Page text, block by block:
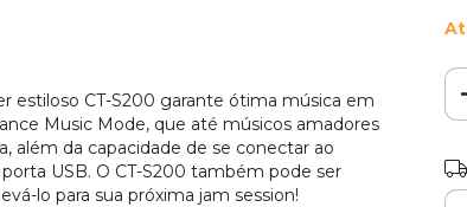
estiloso CT-S200 garante ótima música em
Music Mode, que até músicos amadores
além da capacidade de se conectar ao
USB. O CT-S200 também pode ser
lo para sua próxima jam session!